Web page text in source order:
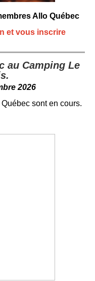
Allo Québec
et vous inscrire
au Camping Le
2026
sont en cours.